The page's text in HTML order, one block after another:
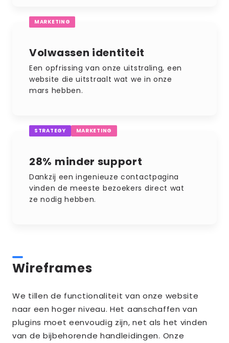
MARKETING
Volwassen identiteit
Een opfrissing van onze uitstraling, een
website die uitstraalt wat we in onze
mars hebben.
STRATEGY MARKETING
28% minder support
Dankzij een ingenieuze contactpagina
vinden de meeste bezoekers direct wat
ze nodig hebben.
Wireframes
We tillen de functionaliteit van onze website
naar een hoger niveau. Het aanschaffen van
plugins moet eenvoudig zijn, net als het vinden
van de bijbehorende handleidingen. Onze